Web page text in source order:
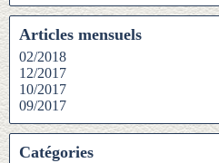
Articles mensuels
02/2018
12/2017
10/2017
09/2017
Catégories